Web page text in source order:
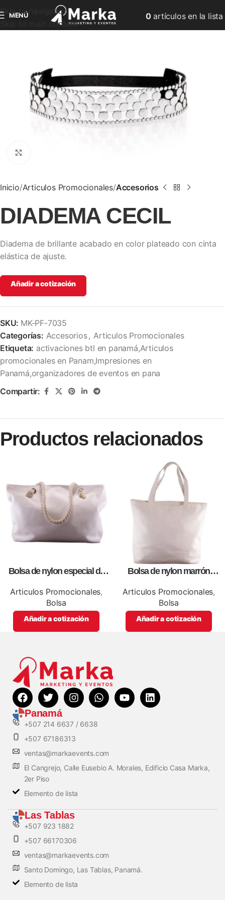
Skip to navigation
Skip to main content
MENÚ 0artículosen la lista
Inicio Articulos Promocionales Accesorios
DIADEMA CECIL
Diadema de brillante acabado en color plateado con cinta
elástica de ajuste.
Añadir a cotización
SKU: MK-PF-7035
Categorías: Accesorios, Articulos Promocionales
Etiqueta: activaciones btl en panamá,Articulos
promocionales en Panam,Impresiones en
Panamá,organizadores de eventos en pana
Compartir:
Productos relacionados
Bolsa de nylon especial de
con impresión full color.
Articulos Promocionales,
Bolsa
Añadir a cotización
Bolsa de nylon marrón
color
Articulos Promocionales,
Bolsa
Añadir a cotización
Panamá
+507 214 6637 / 6638
+507 67186313
ventas@markaevents.com
El Cangrejo, Calle Eusebio A. Morales, Edificio Casa Marka,
2er Piso
Elemento de lista
Las Tablas
+507 923 1882
+507 66170306
ventas@markaevents.com
Santo Domingo, Las Tablas, Panamá.
Elemento de lista